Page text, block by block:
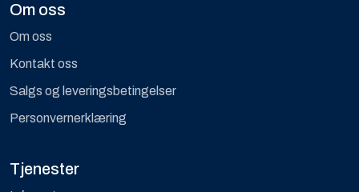
Om oss
Om oss
Kontakt oss
Salgs og leveringsbetingelser
Personvernerklæring
Tjenester